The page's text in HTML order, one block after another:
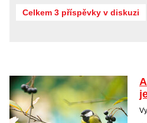
Celkem 3 příspěvky v diskuzi